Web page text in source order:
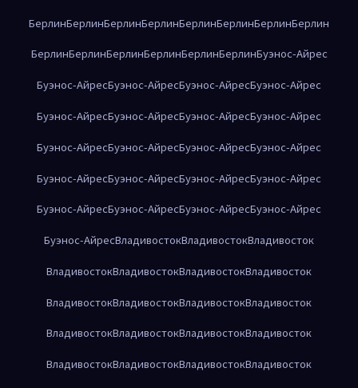
БерлинБерлинБерлинБерлинБерлинБерлинБерлинБерлин
БерлинБерлинБерлинБерлинБерлинБерлинБуэнос-Айрес
Буэнос-АйресБуэнос-АйресБуэнос-АйресБуэнос-Айрес
Буэнос-АйресБуэнос-АйресБуэнос-АйресБуэнос-Айрес
Буэнос-АйресБуэнос-АйресБуэнос-АйресБуэнос-Айрес
Буэнос-АйресБуэнос-АйресБуэнос-АйресБуэнос-Айрес
Буэнос-АйресБуэнос-АйресБуэнос-АйресБуэнос-Айрес
Буэнос-АйресВладивостокВладивостокВладивосток
ВладивостокВладивостокВладивостокВладивосток
ВладивостокВладивостокВладивостокВладивосток
ВладивостокВладивостокВладивостокВладивосток
ВладивостокВладивостокВладивостокВладивосток